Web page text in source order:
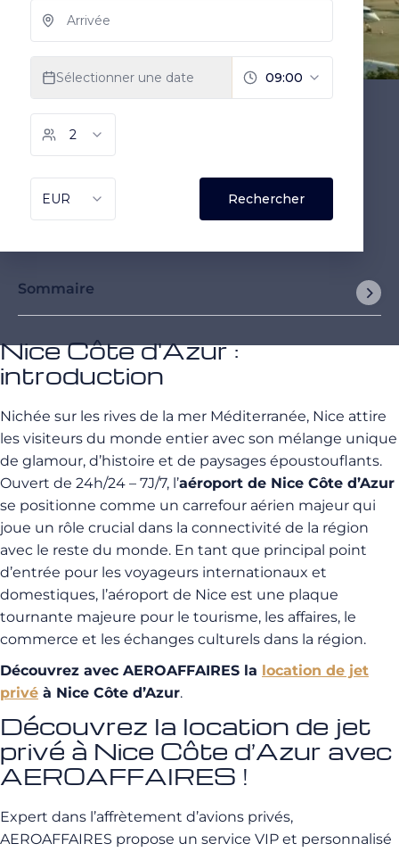
Sommaire
Nice Côte d'Azur :
introduction
Nichée sur les rives de la mer Méditerranée, Nice attire
les visiteurs du monde entier avec son mélange unique
de glamour, d’histoire et de paysages époustouflants.
Ouvert de 24h/24 – 7J/7, l’aéroport de Nice Côte d’Azur
se positionne comme un carrefour aérien majeur qui
joue un rôle crucial dans la connectivité de la région
avec le reste du monde. En tant que principal point
d’entrée pour les voyageurs internationaux et
domestiques, l’aéroport de Nice est une plaque
tournante majeure pour le tourisme, les affaires, le
commerce et les échanges culturels dans la région.
Découvrez avec AEROAFFAIRES la location de jet
privé à Nice Côte d’Azur.
Découvrez la location de jet
privé à Nice Côte d’Azur avec
AEROAFFAIRES !
Expert dans l’affrètement d’avions privés,
AEROAFFAIRES propose un service VIP et personnalisé